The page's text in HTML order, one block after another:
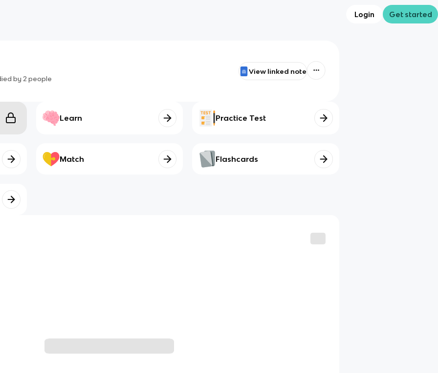
Login Get started
by 2 people
View linked note
Learn Practice Test
Match Flashcards